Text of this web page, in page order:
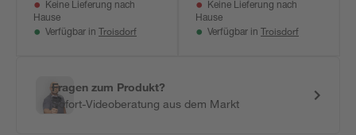
Keine Lieferung nach
Hause
Verfügbar in Troisdorf
Keine Lieferung nach
Hause
Verfügbar in Troisdorf
Fragen zum Produkt?
Sofort-Videoberatung aus dem Markt